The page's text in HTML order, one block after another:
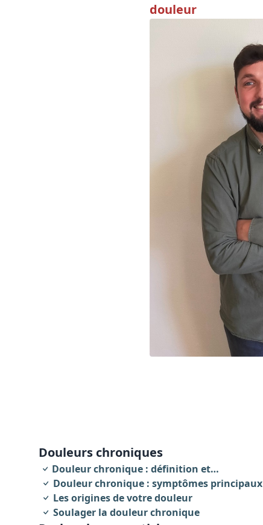
douleur
Douleurs chroniques
Douleur chronique : définition et
caractéristiques
Douleur chronique : symptômes principaux
Les origines de votre douleur
Soulager la douleur chronique